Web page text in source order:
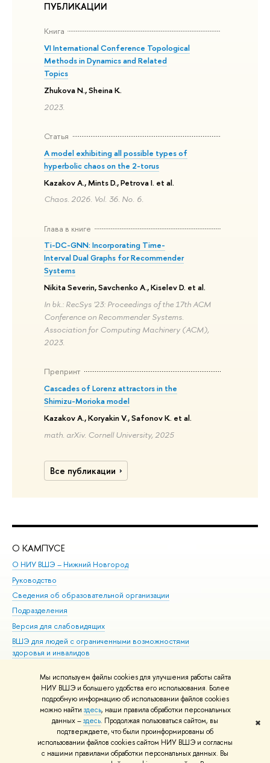
Мы используем файлы cookies для улучшения работы сайта
НИУ ВШЭ и большего удобства его использования. Более
подробную информацию об использовании файлов cookies
можно найти здесь, наши правила обработки персональных
данных –здесь. Продолжая пользоваться сайтом, вы
подтверждаете, что были проинформированы об
использовании файлов cookies сайтом НИУ ВШЭ и согласны
с нашими правилами обработки персональных данных. Вы
✖
ПУБЛИКАЦИИ
Книга
VI International Conference Topological
Methods in Dynamics and Related
Topics
Zhukova N., Sheina K.
2023.
Статья
A model exhibiting all possible types of
hyperbolic chaos on the 2-torus
Kazakov A., Mints D., Petrova I. et al.
Chaos. 2026. Vol. 36. No. 6.
Глава в книге
Ti-DC-GNN: Incorporating Time-
Interval Dual Graphs for Recommender
Systems
Nikita Severin, Savchenko A., Kiselev D. et al.
In bk.: RecSys '23: Proceedings of the 17th ACM
Conference on Recommender Systems.
Association for Computing Machinery (ACM),
2023.
Препринт
Cascades of Lorenz attractors in the
Shimizu-Morioka model
Kazakov A., Koryakin V., Safonov K. et al.
math. arXiv. Cornell University, 2025
Все публикации
О КАМПУСЕ
О НИУ ВШЭ – Нижний Новгород
Руководство
Сведения об образовательной организации
Подразделения
Версия для слабовидящих
ВШЭ для людей с ограниченными возможностями
здоровья и инвалидов
© НИУ ВШЭ 1993–2026 Адреса и контакты Условия использования
материалов Политика конфиденциальности Карта сайта